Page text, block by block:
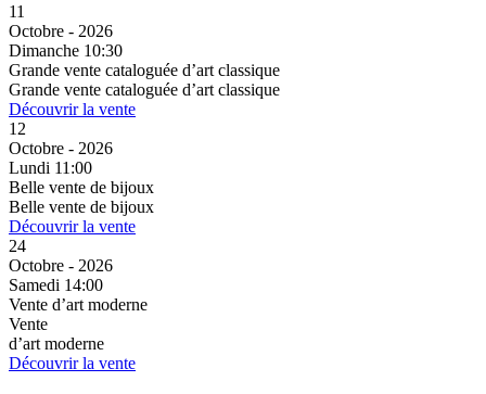
11
Octobre - 2026
Dimanche 10:30
Grande vente cataloguée d’art classique
Grande vente cataloguée d’art classique
Découvrir la vente
12
Octobre - 2026
Lundi 11:00
Belle vente de bijoux
Belle vente de bijoux
Découvrir la vente
24
Octobre - 2026
Samedi 14:00
Vente d’art moderne
Vente
d’art moderne
Découvrir la vente